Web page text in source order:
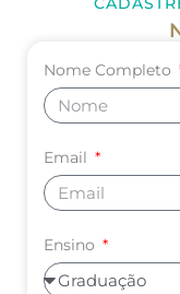
Nome Completo
Email
Ensino